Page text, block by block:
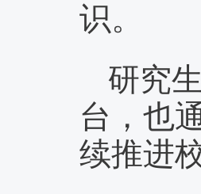
识。
研究
台，也
续推进